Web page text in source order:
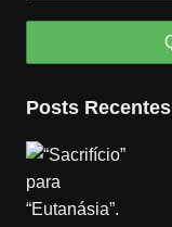
Posts Recentes